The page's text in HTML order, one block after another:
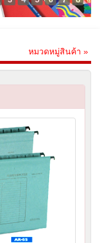
หมวดหมู่สินค้า »